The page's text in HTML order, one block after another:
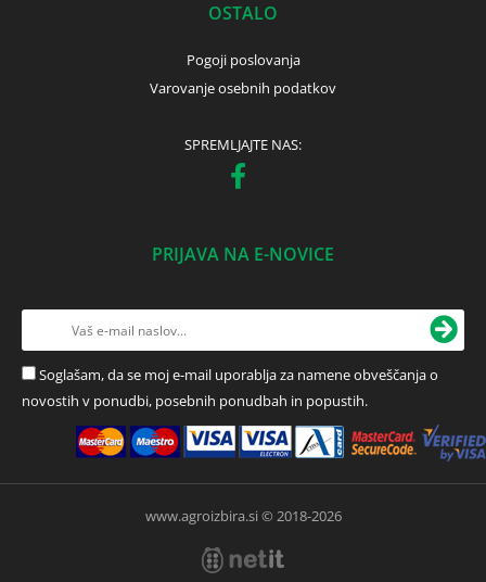
OSTALO
Pogoji poslovanja
Varovanje osebnih podatkov
SPREMLJAJTE NAS:
PRIJAVA NA E-NOVICE
Soglašam, da se moj e-mail uporablja za namene obveščanja o
novostih v ponudbi, posebnih ponudbah in popustih.
www.agroizbira.si © 2018-2026